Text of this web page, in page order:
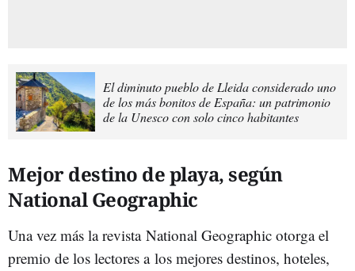
El diminuto pueblo de Lleida considerado uno
de los más bonitos de España: un patrimonio
de la Unesco con solo cinco habitantes
Mejor destino de playa, según
National Geographic
Una vez más la revista National Geographic otorga el
premio de los lectores a los mejores destinos, hoteles,